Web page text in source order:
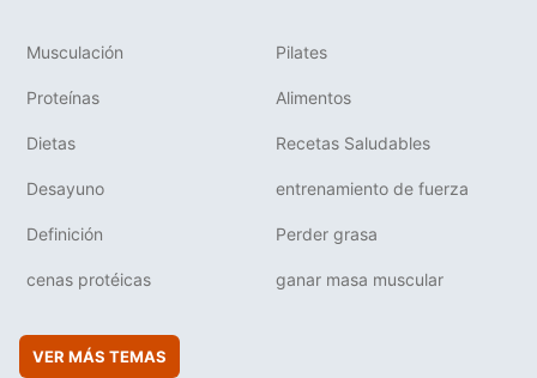
Musculación Pilates
Proteínas Alimentos
Dietas Recetas Saludables
Desayuno entrenamiento de fuerza
Definición Perder grasa
cenas protéicas ganar masa muscular
VER MÁS TEMAS